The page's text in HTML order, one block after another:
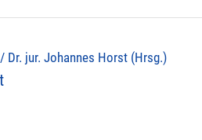
Dr. jur. Johannes Horst (Hrsg.)